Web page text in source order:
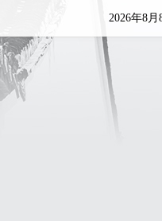
2026年8